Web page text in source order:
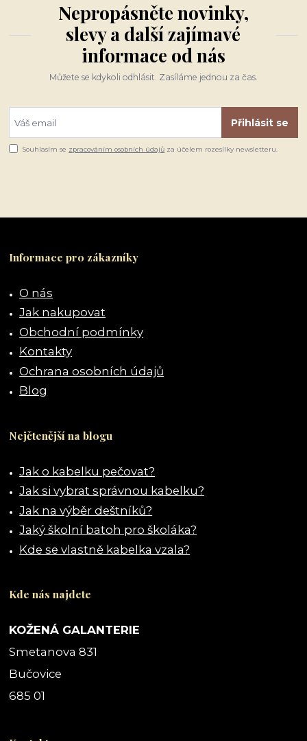
Nepropásněte novinky,
slevy a další zajímavé
informace od nás
Můžete se kdykoli odhlásit. Zasíláme jednou za čas.
Přihlásit se
Souhlasím se zpracováním osobních údajů za účelem rozesílky newsletteru.
Informace pro zákazníky
O nás
Jak nakupovat
Obchodní podmínky
Kontakty
Ochrana osobních údajů
Blog
Nejčtenější na blogu
Jak o kabelku pečovat?
Jak si vybrat správnou kabelku?
Jak na výběr deštníků?
Jaký školní batoh pro školáka?
Kde se vlastně kabelka vzala?
Kde nás najdete
KOŽENÁ GALANTERIE
Smetanova 831
Bučovice
685 01